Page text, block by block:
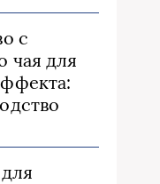
с
чая для